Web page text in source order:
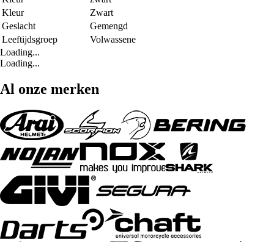
Kleur
Zwart
Geslacht
Gemengd
Leeftijdsgroep
Volwassene
Loading...
Loading...
Al onze merken